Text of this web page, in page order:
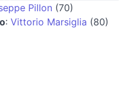
Pillon (70)
: Vittorio Marsiglia (80)